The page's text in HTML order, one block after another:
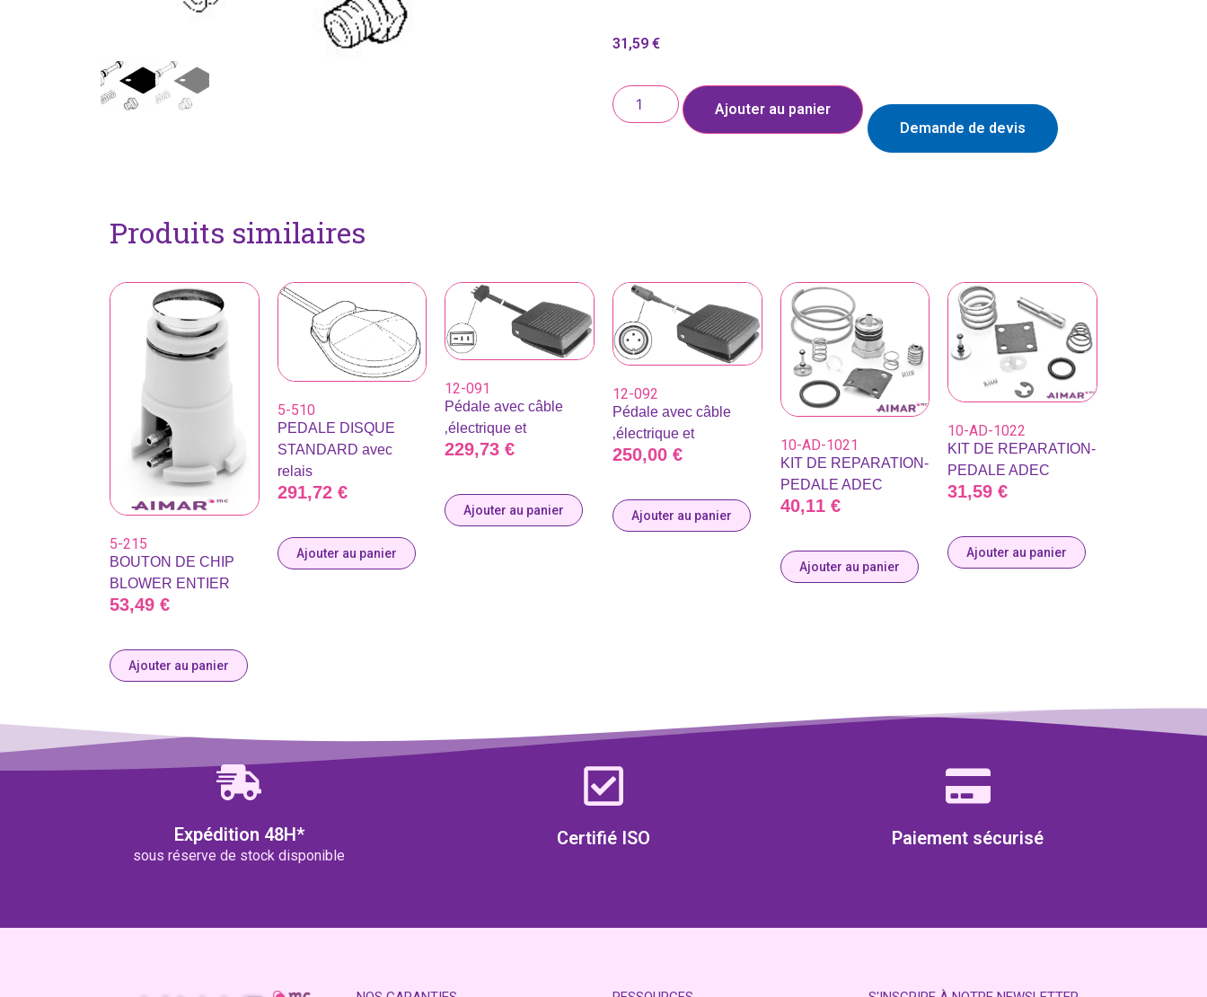
31,59 €
Ajouter au panier
Demande de devis
Produits similaires
5-215
BOUTON DE CHIP
BLOWER ENTIER
53,49 €
Ajouter au panier
5-510
PEDALE DISQUE
STANDARD avec
relais
291,72 €
Ajouter au panier
12-091
Pédale avec câble
‚électrique et
229,73€
Ajouter au panier
12-092
Pédale avec câble
‚électrique et
250,00 €
Ajouter au panier
10-AD-1021
KIT DE REPARATION-
PEDALE ADEC
40,11 €
Ajouter au panier
10-AD-1022
KIT DE REPARATION-
PEDALE ADEC
31,59€
Ajouter au panier
Expédition 48H*
sous réserve de stock disponible
Certifié ISO Paiement sécurisé